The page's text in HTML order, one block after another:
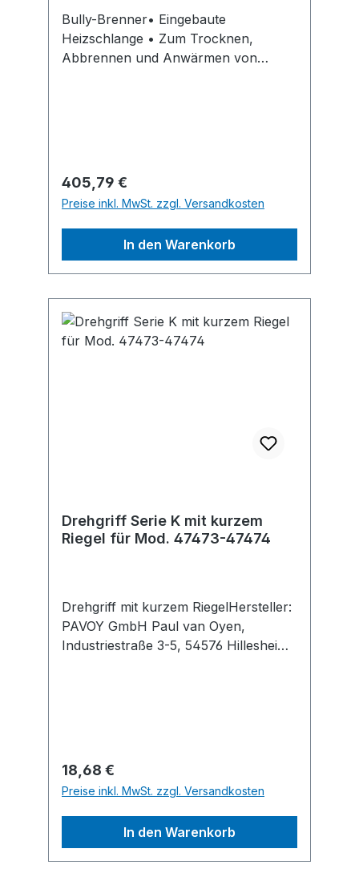
Bully-Brenner• Eingebaute
Heizschlange • Zum Trocknen,
Abbrennen und Anwärmen von
Regulärer Preis:
405,79 €
Preise inkl. MwSt. zzgl. Versandkosten
In den Warenkorb
Drehgriff Serie K mit kurzem
Riegel für Mod. 47473-47474
Drehgriff mit kurzem RiegelHersteller:
PAVOY GmbH Paul van Oyen,
Industriestraße 3-5, 54576 Hillesheim,
Regulärer Preis:
18,68 €
Preise inkl. MwSt. zzgl. Versandkosten
In den Warenkorb